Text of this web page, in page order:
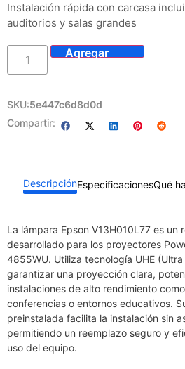
Instalación rápida con carcasa
auditorios y salas grandes
SKU:5e447c6d8d0d
Compartir:
DescripciónEspecificacionesQué
La lámpara Epson V13H010L77 es un
desarrollado para los proyectores
4855WU. Utiliza tecnología UHE
garantizar una proyección clara,
instalaciones de alto rendimiento
conferencias o entornos educativos.
preinstalada facilita la instalación sin
permitiendo un reemplazo seguro y
uso del equipo.